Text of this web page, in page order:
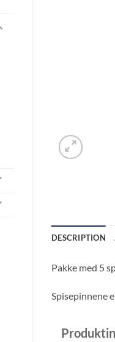
DESCRIPTION
Pakke med 5
Spisepinnene